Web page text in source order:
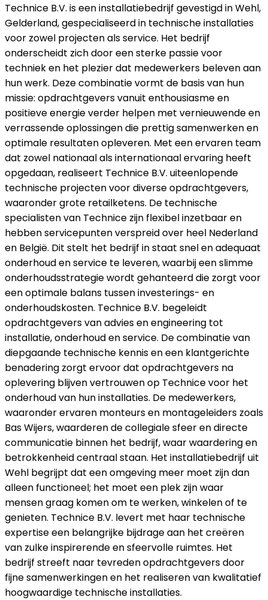
Technice B.V. is een installatiebedrijf gevestigd in Wehl,
Gelderland, gespecialiseerd in technische installaties
voor zowel projecten als service. Het bedrijf
onderscheidt zich door een sterke passie voor
techniek en het plezier dat medewerkers beleven aan
hun werk. Deze combinatie vormt de basis van hun
missie: opdrachtgevers vanuit enthousiasme en
positieve energie verder helpen met vernieuwende en
verrassende oplossingen die prettig samenwerken en
optimale resultaten opleveren. Met een ervaren team
dat zowel nationaal als internationaal ervaring heeft
opgedaan, realiseert Technice B.V. uiteenlopende
technische projecten voor diverse opdrachtgevers,
waaronder grote retailketens. De technische
specialisten van Technice zijn flexibel inzetbaar en
hebben servicepunten verspreid over heel Nederland
en België. Dit stelt het bedrijf in staat snel en adequaat
onderhoud en service te leveren, waarbij een slimme
onderhoudsstrategie wordt gehanteerd die zorgt voor
een optimale balans tussen investerings- en
onderhoudskosten. Technice B.V. begeleidt
opdrachtgevers van advies en engineering tot
installatie, onderhoud en service. De combinatie van
diepgaande technische kennis en een klantgerichte
benadering zorgt ervoor dat opdrachtgevers na
oplevering blijven vertrouwen op Technice voor het
onderhoud van hun installaties. De medewerkers,
waaronder ervaren monteurs en montageleiders zoals
Bas Wijers, waarderen de collegiale sfeer en directe
communicatie binnen het bedrijf, waar waardering en
betrokkenheid centraal staan. Het installatiebedrijf uit
Wehl begrijpt dat een omgeving meer moet zijn dan
alleen functioneel; het moet een plek zijn waar
mensen graag komen om te werken, winkelen of te
genieten. Technice B.V. levert met haar technische
expertise een belangrijke bijdrage aan het creëren
van zulke inspirerende en sfeervolle ruimtes. Het
bedrijf streeft naar tevreden opdrachtgevers door
fijne samenwerkingen en het realiseren van kwalitatief
hoogwaardige technische installaties.